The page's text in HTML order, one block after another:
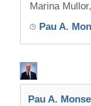
Marina
Pau A.
Pau A.